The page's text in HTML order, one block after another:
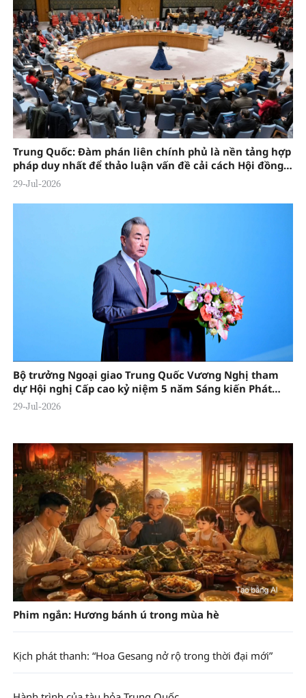
Trung Quốc: Đàm phán liên chính phủ là nền tảng hợp
pháp duy nhất để thảo luận vấn đề cải cách Hội đồng
Bảo an Liên Hợp Quốc
29-Jul-2026
Bộ trưởng Ngoại giao Trung Quốc Vương Nghị tham
dự Hội nghị Cấp cao kỷ niệm 5 năm Sáng kiến Phát
triển Toàn cầu
29-Jul-2026
Phim ngắn: Hương bánh ú trong mùa hè
Kịch phát thanh: “Hoa Gesang nở rộ trong thời đại mới”